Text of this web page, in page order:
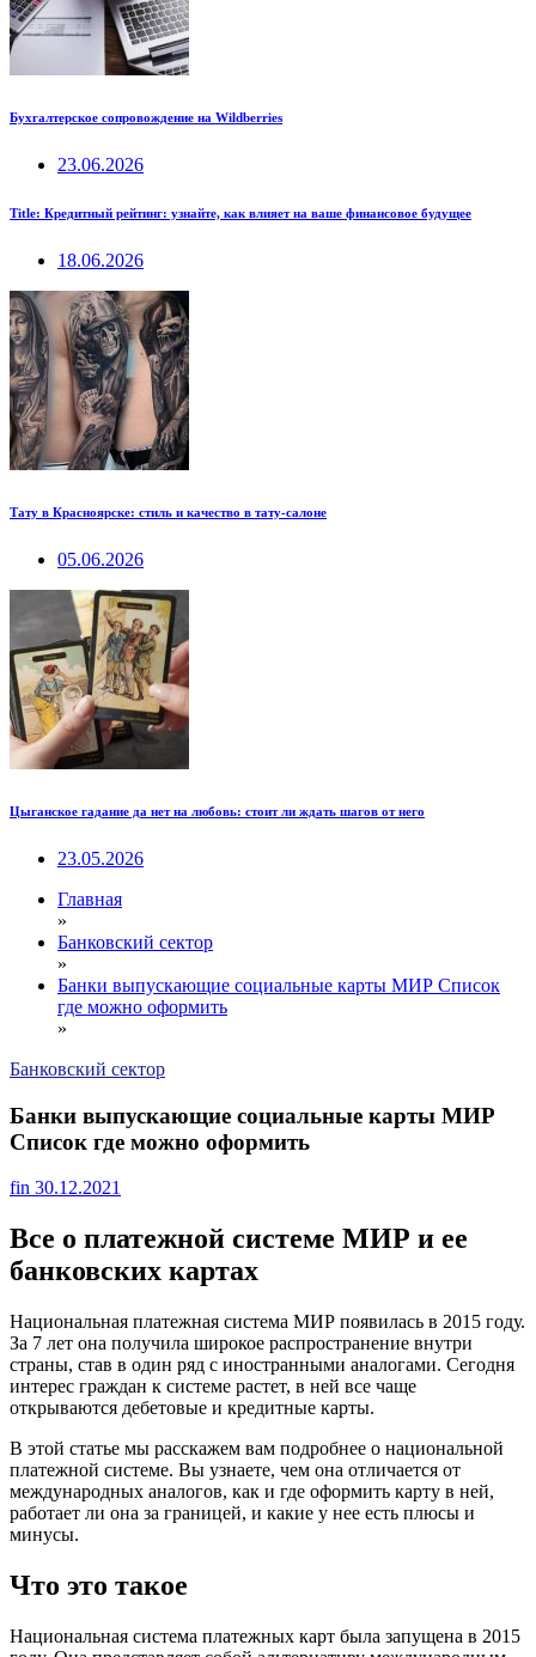
Бухгалтерское сопровождение на Wildberries
23.06.2026
Title: Кредитный рейтинг: узнайте, как влияет на ваше финансовое будущее
18.06.2026
Тату в Красноярске: стиль и качество в тату-салоне
05.06.2026
Цыганское гадание да нет на любовь: стоит ли ждать шагов от него
23.05.2026
Главная
»
Банковский сектор
»
Банки выпускающие социальные карты МИР Список
где можно оформить
»
Банковский сектор
Банки выпускающие социальные карты МИР
Список где можно оформить
fin 30.12.2021
Все о платежной системе МИР и ее
банковских картах
Национальная платежная система МИР появилась в 2015 году.
За 7 лет она получила широкое распространение внутри
страны, став в один ряд с иностранными аналогами. Сегодня
интерес граждан к системе растет, в ней все чаще
открываются дебетовые и кредитные карты.
В этой статье мы расскажем вам подробнее о национальной
платежной системе. Вы узнаете, чем она отличается от
международных аналогов, как и где оформить карту в ней,
работает ли она за границей, и какие у нее есть плюсы и
минусы.
Что это такое
Национальная система платежных карт была запущена в 2015